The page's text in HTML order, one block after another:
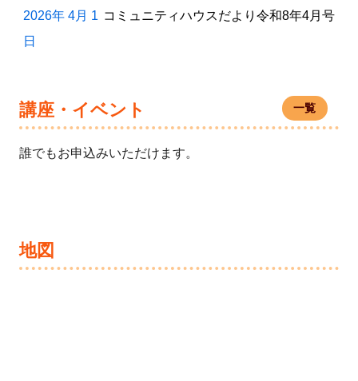
2026年 4月 1
日
コミュニティハウスだより令和8年4月号
講座・イベント
誰でもお申込みいただけます。
一覧
地図